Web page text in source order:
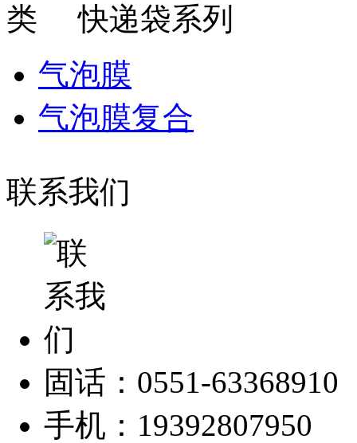
快递袋系列
气泡膜
气泡膜复合
联系我们
固话：0551-63368910
手机：19392807950